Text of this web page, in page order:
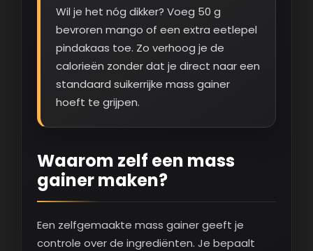
Wil je het nóg dikker? Voeg 50 g
bevroren mango of een extra eetlepel
pindakaas toe. Zo verhoog je de
calorieën zonder dat je direct naar een
standaard suikerrijke mass gainer
hoeft te grijpen.
Waarom zelf een mass
gainer maken?
Een zelfgemaakte mass gainer geeft je
controle over de ingrediënten. Je bepaalt